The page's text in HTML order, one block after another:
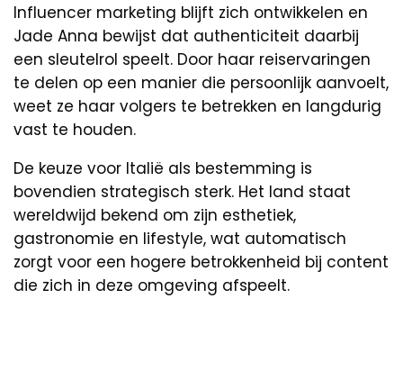
Influencer marketing blijft zich ontwikkelen en
Jade Anna bewijst dat authenticiteit daarbij
een sleutelrol speelt. Door haar reiservaringen
te delen op een manier die persoonlijk aanvoelt,
weet ze haar volgers te betrekken en langdurig
vast te houden.
De keuze voor Italië als bestemming is
bovendien strategisch sterk. Het land staat
wereldwijd bekend om zijn esthetiek,
gastronomie en lifestyle, wat automatisch
zorgt voor een hogere betrokkenheid bij content
die zich in deze omgeving afspeelt.